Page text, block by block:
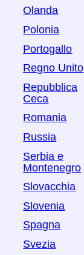
Olanda
Polonia
Portogallo
Regno Unito
Repubblica
Ceca
Romania
Russia
Serbia e
Montenegro
Slovacchia
Slovenia
Spagna
Svezia